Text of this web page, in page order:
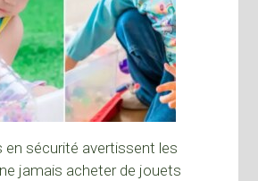
en sécurité avertissent les
jamais acheter de jouets